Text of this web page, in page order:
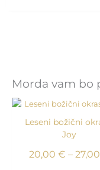
Morda vam bo
Leseni božični
Joy
20,00 € – 27,00